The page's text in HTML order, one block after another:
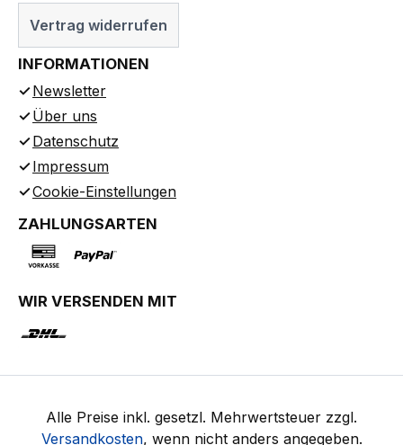
Vertrag widerrufen
INFORMATIONEN
Newsletter
Über uns
Datenschutz
Impressum
Cookie-Einstellungen
ZAHLUNGSARTEN
WIR VERSENDEN MIT
Alle Preise inkl. gesetzl. Mehrwertsteuer zzgl.
Versandkosten, wenn nicht anders angegeben.